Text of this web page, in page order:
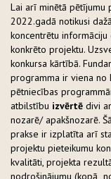
Lai arī minētā pētījumu
2022.gadā notikusi
koncentrētu informāciju
konkrēto projektu.
konkursa kārtībā.
programma ir viena no
pētniecības
atbilstību izvērtē divi
nozarē/ apakšnozarē.
prakse ir izplatīta arī
projektu pieteikumu
kvalitāti, projekta
nodrošinājumu (kopā